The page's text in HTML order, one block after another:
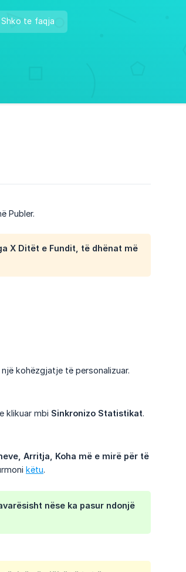
Shko te faqja
Publer.
X Ditët e Fundit , të dhënat më
kohëzgjatje të personalizuar.
klikuar mbi Sinkronizo Statistikat.
Arritja, Koha më e mirë për të
këtu.
nëse ka pasur ndonjë